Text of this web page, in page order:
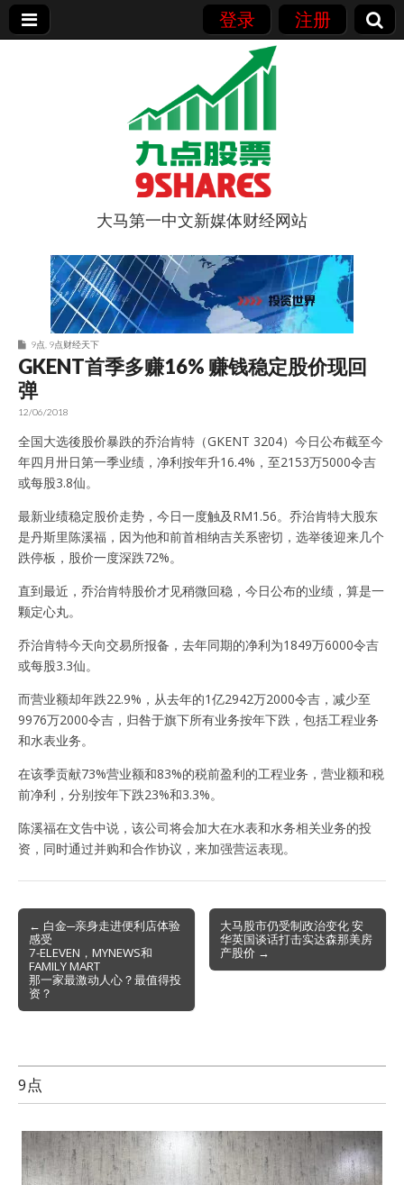
登录 注册
9点股票
大马第一中文新媒体财经网站
9点 9点财经天下
GKENT首季多赚16% 赚钱稳定股价现回
弹
12/06/2018
全国大选後股价暴跌的乔治肯特（GKENT 3204）今日公布截至今
年四月卅日第一季业绩，净利按年升16.4%，至2153万5000令吉
或每股3.8仙。
最新业绩稳定股价走势，今日一度触及RM1.56。乔治肯特大股东
是丹斯里陈溪福，因为他和前首相纳吉关系密切，选举後迎来几个
跌停板，股价一度深跌72%。
直到最近，乔治肯特股价才见稍微回稳，今日公布的业绩，算是一
颗定心丸。
乔治肯特今天向交易所报备，去年同期的净利为1849万6000令吉
或每股3.3仙。
而营业额却年跌22.9%，从去年的1亿2942万2000令吉，减少至
9976万2000令吉，归咎于旗下所有业务按年下跌，包括工程业务
和水表业务。
在该季贡献73%营业额和83%的税前盈利的工程业务，营业额和税
前净利，分别按年下跌23%和3.3%。
陈溪福在文告中说，该公司将会加大在水表和水务相关业务的投
资，同时通过并购和合作协议，来加强营运表现。
Post
navigation
← 白金─亲身走进便利店体验
感受
7-ELEVEN，MYNEWS和
FAMILY MART
那一家最激动人心？最值得投
资？
大马股市仍受制政治变化 安
华英国谈话打击实达森那美房
产股价 →
9点